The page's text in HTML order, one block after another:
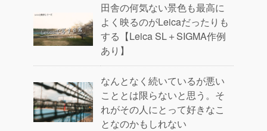
田舎の何気ない景色も最高に
よく映るのがLeicaだったりも
する【Leica SL＋SIGMA作例
あり】
なんとなく続いているが悪い
こととは限らないと思う。そ
れがその人にとって好きなこ
となのかもしれない